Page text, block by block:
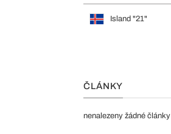
Island "21"
ČLÁNKY
nenalezeny žádné články